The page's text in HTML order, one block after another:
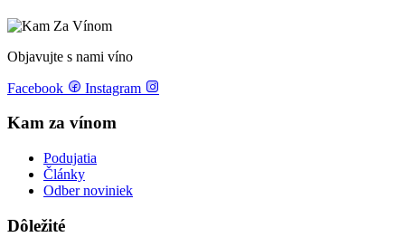
Objavujte s nami víno
Facebook Instagram
Kam za vínom
Podujatia
Články
Odber noviniek
Dôležité